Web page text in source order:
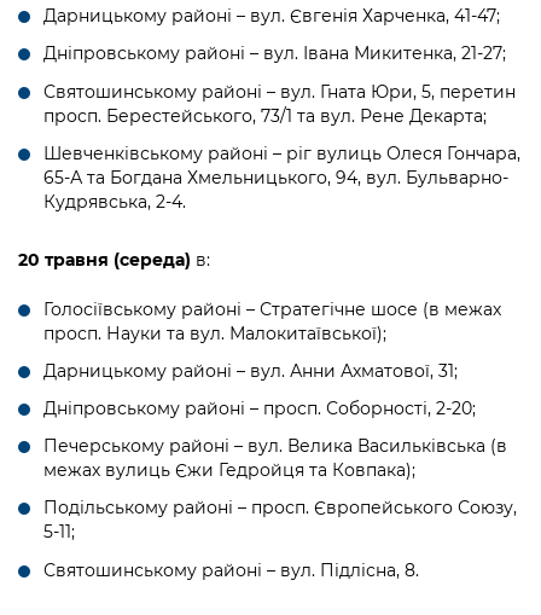
Підприємства, установи, організації
Kyiv International Relations
Річні звіти
Гендерна політика
Безбар'єрність
Київська міська військова адміністрація
Безбар'єрність
Міський застосунок Київ Цифровий
Уряд» – місцевий рівень»
Важливе під час воєнного стану
Про відкриті дані
Публічні дашборди
Дарницькому районі – вул. Євгенія Харченка, 41-47;
Дніпровському районі – вул. Івана Микитенка, 21-27;
Святошинському районі – вул. Гната Юри, 5, перетин
просп. Берестейського, 73/1 та вул. Рене Декарта;
Шевченківському районі – ріг вулиць Олеся Гончара,
65-А та Богдана Хмельницького, 94, вул. Бульварно-
Кудрявська, 2-4.
20 травня (середа) в:
Голосіївському районі – Стратегічне шосе (в межах
просп. Науки та вул. Малокитаївської);
Дарницькому районі – вул. Анни Ахматової, 31;
Дніпровському районі – просп. Соборності, 2-20;
Печерському районі – вул. Велика Васильківська (в
межах вулиць Єжи Гедройця та Ковпака);
Подільському районі – просп. Європейського Союзу,
5-11;
Святошинському районі – вул. Підлісна, 8.